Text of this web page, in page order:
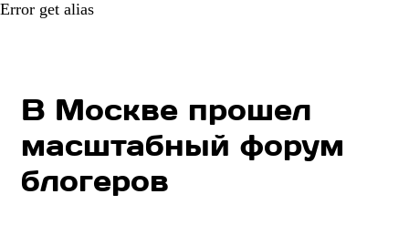
Error get alias
В Москве прошел
масштабный форум
блогеров